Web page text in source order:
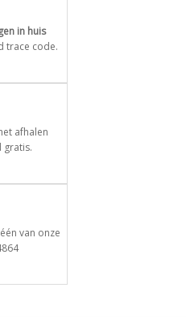
in huis
trace code.
afhalen
gratis.
van onze